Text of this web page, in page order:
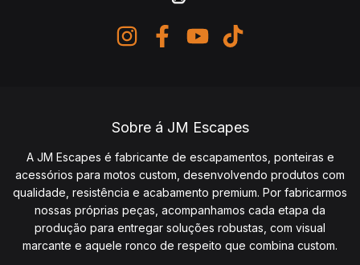
Sobre á JM Escapes
A JM Escapes é fabricante de escapamentos, ponteiras e
acessórios para motos custom, desenvolvendo produtos com
qualidade, resistência e acabamento premium. Por fabricarmos
nossas próprias peças, acompanhamos cada etapa da
produção para entregar soluções robustas, com visual
marcante e aquele ronco de respeito que combina custom.